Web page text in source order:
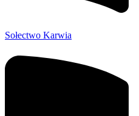
Sołectwo Karwia